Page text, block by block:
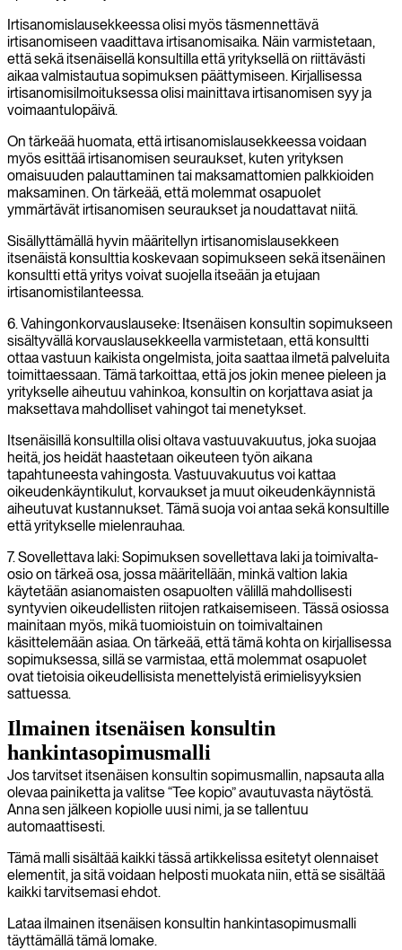
Irtisanomislausekkeessa olisi myös täsmennettävä
irtisanomiseen vaadittava irtisanomisaika. Näin varmistetaan,
että sekä itsenäisellä konsultilla että yrityksellä on riittävästi
aikaa valmistautua sopimuksen päättymiseen. Kirjallisessa
irtisanomisilmoituksessa olisi mainittava irtisanomisen syy ja
voimaantulopäivä.
On tärkeää huomata, että irtisanomislausekkeessa voidaan
myös esittää irtisanomisen seuraukset, kuten yrityksen
omaisuuden palauttaminen tai maksamattomien palkkioiden
maksaminen. On tärkeää, että molemmat osapuolet
ymmärtävät irtisanomisen seuraukset ja noudattavat niitä.
Sisällyttämällä hyvin määritellyn irtisanomislausekkeen
itsenäistä konsulttia koskevaan sopimukseen sekä itsenäinen
konsultti että yritys voivat suojella itseään ja etujaan
irtisanomistilanteessa.
6. Vahingonkorvauslauseke: Itsenäisen konsultin sopimukseen
sisältyvällä korvauslausekkeella varmistetaan, että konsultti
ottaa vastuun kaikista ongelmista, joita saattaa ilmetä palveluita
toimittaessaan. Tämä tarkoittaa, että jos jokin menee pieleen ja
yritykselle aiheutuu vahinkoa, konsultin on korjattava asiat ja
maksettava mahdolliset vahingot tai menetykset.
Itsenäisillä konsultilla olisi oltava vastuuvakuutus, joka suojaa
heitä, jos heidät haastetaan oikeuteen työn aikana
tapahtuneesta vahingosta. Vastuuvakuutus voi kattaa
oikeudenkäyntikulut, korvaukset ja muut oikeudenkäynnistä
aiheutuvat kustannukset. Tämä suoja voi antaa sekä konsultille
että yritykselle mielenrauhaa.
7. Sovellettava laki: Sopimuksen sovellettava laki ja toimivalta-
osio on tärkeä osa, jossa määritellään, minkä valtion lakia
käytetään asianomaisten osapuolten välillä mahdollisesti
syntyvien oikeudellisten riitojen ratkaisemiseen. Tässä osiossa
mainitaan myös, mikä tuomioistuin on toimivaltainen
käsittelemään asiaa. On tärkeää, että tämä kohta on kirjallisessa
sopimuksessa, sillä se varmistaa, että molemmat osapuolet
ovat tietoisia oikeudellisista menettelyistä erimielisyyksien
sattuessa.
Ilmainen itsenäisen konsultin
hankintasopimusmalli
Jos tarvitset itsenäisen konsultin sopimusmallin, napsauta alla
olevaa painiketta ja valitse “Tee kopio” avautuvasta näytöstä.
Anna sen jälkeen kopiolle uusi nimi, ja se tallentuu
automaattisesti.
Tämä malli sisältää kaikki tässä artikkelissa esitetyt olennaiset
elementit, ja sitä voidaan helposti muokata niin, että se sisältää
kaikki tarvitsemasi ehdot.
Lataa ilmainen itsenäisen konsultin hankintasopimusmalli
täyttämällä tämä lomake.